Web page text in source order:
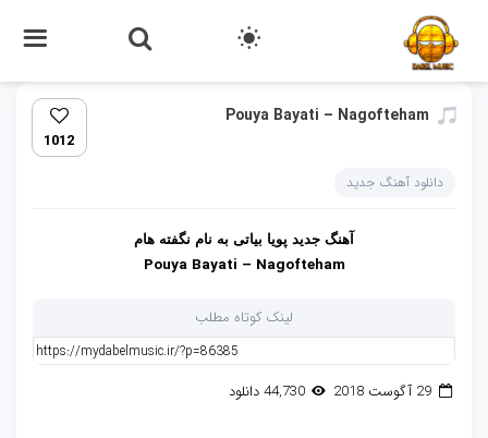
Pouya Bayati – Nagofteham
1012
دانلود آهنگ جدید
آهنگ جدید پویا بیاتی به نام نگفته هام
Pouya Bayati – Nagofteham
لینک کوتاه مطلب
29 آگوست 2018 44,730 دانلود